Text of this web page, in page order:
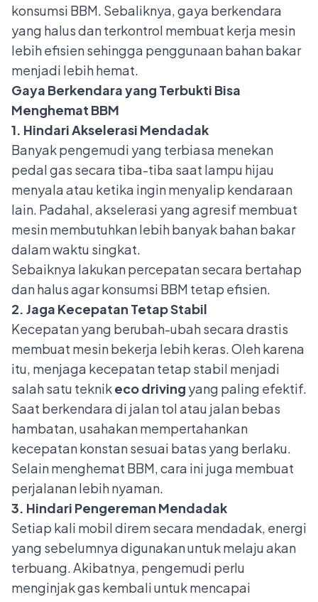
konsumsi BBM. Sebaliknya, gaya berkendara
yang halus dan terkontrol membuat kerja mesin
lebih efisien sehingga penggunaan bahan bakar
menjadi lebih hemat.
Gaya Berkendara yang Terbukti Bisa
Menghemat BBM
1. Hindari Akselerasi Mendadak
Banyak pengemudi yang terbiasa menekan
pedal gas secara tiba-tiba saat lampu hijau
menyala atau ketika ingin menyalip kendaraan
lain. Padahal, akselerasi yang agresif membuat
mesin membutuhkan lebih banyak bahan bakar
dalam waktu singkat.
Sebaiknya lakukan percepatan secara bertahap
dan halus agar konsumsi BBM tetap efisien.
2. Jaga Kecepatan Tetap Stabil
Kecepatan yang berubah-ubah secara drastis
membuat mesin bekerja lebih keras. Oleh karena
itu, menjaga kecepatan tetap stabil menjadi
salah satu teknikeco driving yang paling efektif.
Saat berkendara di jalan tol atau jalan bebas
hambatan, usahakan mempertahankan
kecepatan konstan sesuai batas yang berlaku.
Selain menghemat BBM, cara ini juga membuat
perjalanan lebih nyaman.
3. Hindari Pengereman Mendadak
Setiap kali mobil direm secara mendadak, energi
yang sebelumnya digunakan untuk melaju akan
terbuang. Akibatnya, pengemudi perlu
menginjak gas kembali untuk mencapai